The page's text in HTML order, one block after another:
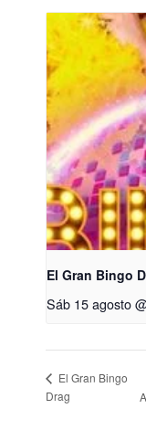
El Gran Bingo
Sáb 15 agosto
El Gran Bingo
Drag